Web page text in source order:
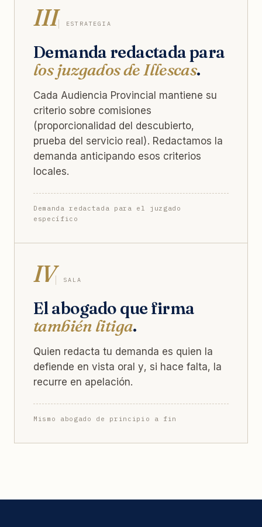
III ESTRATEGIA
Demanda redactada para
los juzgados de Illescas.
Cada Audiencia Provincial mantiene su
criterio sobre comisiones
(proporcionalidad del descubierto,
prueba del servicio real). Redactamos la
demanda anticipando esos criterios
locales.
Demanda redactada para el juzgado
específico
IV SALA
El abogado que firma
también litiga.
Quien redacta tu demanda es quien la
defiende en vista oral y, si hace falta, la
recurre en apelación.
Mismo abogado de principio a fin